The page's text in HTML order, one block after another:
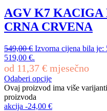
AGV K7
CRNA CRVENA
549,00€ Izvorna cijena bila je:
519,00 €.
od 11,37 € mjesečno
Odaberi opcije
Ovaj proizvod ima više
proizvoda
akcija -24,00 €